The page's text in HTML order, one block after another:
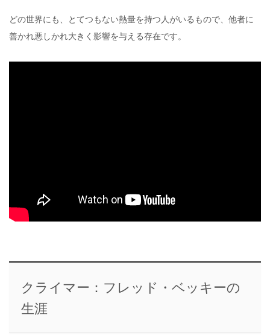
どの世界にも、とてつもない熱量を持つ人がいるもので、他者に
善かれ悪しかれ大きく影響を与える存在です。
クライマー：フレッド・ベッキーの
生涯